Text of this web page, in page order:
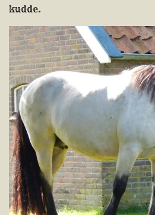
kudde.